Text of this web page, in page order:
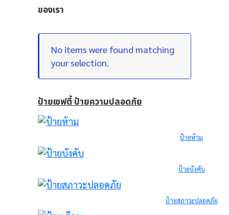
ของเรา
No items were found matching
your selection.
ป้ายเซฟตี้ ป้ายความปลอดภัย
ป้ายห้าม
ป้ายบังคับ
ป้ายสภาวะปลอดภัย